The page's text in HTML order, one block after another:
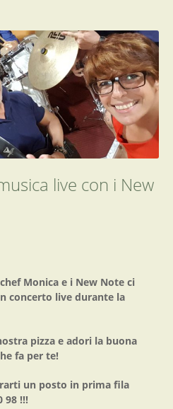
live con i New
Monica e i New Note ci
concerto live durante la
pizza e adori la buona
fa per te!
un posto in prima fila
98 !!!